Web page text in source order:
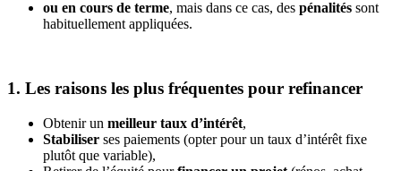
ou en cours de terme, mais dans ce cas, des pénalités sont
habituellement appliquées.
1. Les raisons les plus fréquentes pour refinancer
Obtenir un meilleur taux d’intérêt,
Stabiliser ses paiements (opter pour un taux d’intérêt fixe
plutôt que variable),